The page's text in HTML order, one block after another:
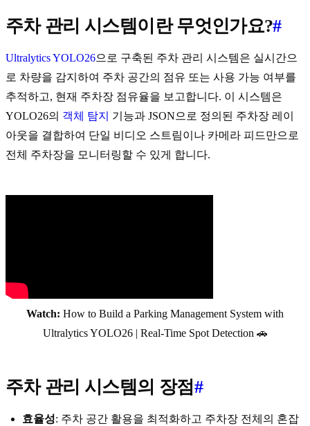
주차 관리 시스템이란 무엇인가요?#
Ultralytics YOLO26으로 구축된 주차 관리 시스템은 실시간으
로 차량을 감지하여 주차 공간의 점유 또는 사용 가능 여부를
추적하고, 현재 주차장 점유율을 보고합니다. 이 시스템은
YOLO26의 객체 탐지
기능과 JSON으로 정의된 주차장 레이
아웃을 결합하여 단일 비디오 스트림이나 카메라 피드만으로
전체 주차장을 모니터링할 수 있게 합니다.
Watch: How to Build a Parking Management System with
Ultralytics YOLO26 | Real-Time Spot Detection 🚗
주차 관리 시스템의 장점#
효율성: 주차 공간 활용을 최적화하고 주차장 전체의 혼잡